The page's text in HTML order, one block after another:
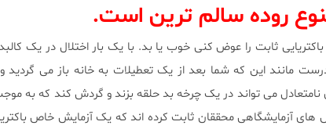
ثابت را عوض کنی خوب یا بد. با یک بار اختلال در یک کالبد
مانند این که شما بعد از یک تعطیلات به خانه باز می گردید
می تواند در یک چرخه بد حلقه بزند و گردش کند که به
آزمایشگاهی محققان ثابت کرده اند که یک آزمایش خاص